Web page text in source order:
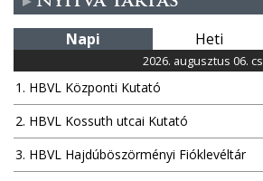
Napi Heti
2026. augusztus 06. cs
1. HBVL Központi Kutató
2. HBVL Kossuth utcai Kutató
3. HBVL Hajdúböszörményi Fióklevéltár